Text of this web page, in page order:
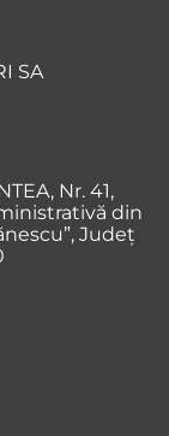
SA
Nr. 41,
din
Județ